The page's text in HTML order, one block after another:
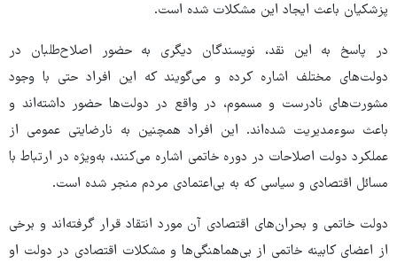
پزشکیان باعث ایجاد این مشکلات شده است.
در پاسخ به این نقد، نویسندگان دیگری به حضور اصلاح‌طلبان در
دولت‌های مختلف اشاره کرده و می‌گویند که این افراد حتی با وجود
مشورت‌های نادرست و مسموم، در واقع در دولت‌ها حضور داشته‌اند و
باعث سوءمدیریت شده‌اند. این افراد همچنین به نارضایتی عمومی از
عملکرد دولت اصلاحات در دوره خاتمی اشاره می‌کنند، به‌ویژه در ارتباط با
مسائل اقتصادی و سیاسی که به بی‌اعتمادی مردم منجر شده است.
دولت خاتمی و بحران‌های اقتصادی آن مورد انتقاد قرار گرفته‌اند و برخی
از اعضای کابینه خاتمی از بی‌هماهنگی‌ها و مشکلات اقتصادی در دولت او